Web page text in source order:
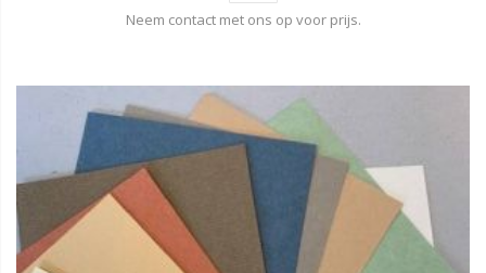
Neem contact met ons op voor prijs.